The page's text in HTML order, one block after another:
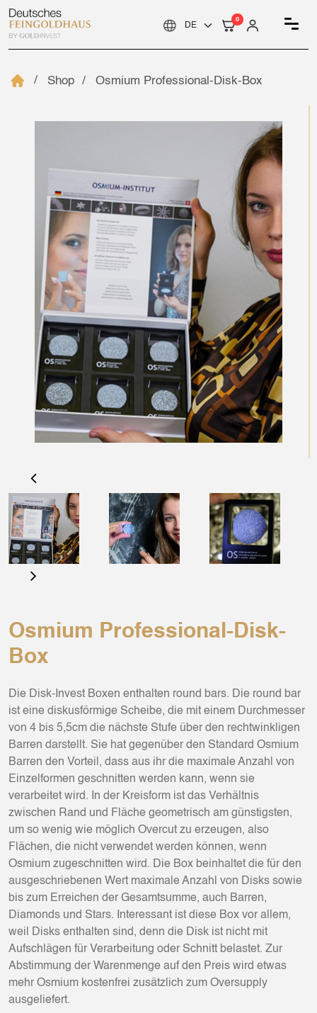
0
Shop Osmium Professional-Disk-Box
Osmium Professional-Disk-
Box
Die Disk-Invest Boxen enthalten round bars. Die round bar
ist eine diskusförmige Scheibe, die mit einem Durchmesser
von 4 bis 5,5cm die nächste Stufe über den rechtwinkligen
Barren darstellt. Sie hat gegenüber den Standard Osmium
Barren den Vorteil, dass aus ihr die maximale Anzahl von
Einzelformen geschnitten werden kann, wenn sie
verarbeitet wird. In der Kreisform ist das Verhältnis
zwischen Rand und Fläche geometrisch am günstigsten,
um so wenig wie möglich Overcut zu erzeugen, also
Flächen, die nicht verwendet werden können, wenn
Osmium zugeschnitten wird. Die Box beinhaltet die für den
ausgeschriebenen Wert maximale Anzahl von Disks sowie
bis zum Erreichen der Gesamtsumme, auch Barren,
Diamonds und Stars. Interessant ist diese Box vor allem,
weil Disks enthalten sind, denn die Disk ist nicht mit
Aufschlägen für Verarbeitung oder Schnitt belastet. Zur
Abstimmung der Warenmenge auf den Preis wird etwas
mehr Osmium kostenfrei zusätzlich zum Oversupply
ausgeliefert.